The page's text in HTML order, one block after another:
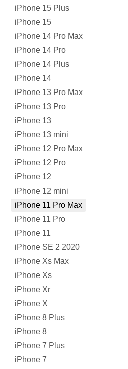
iPhone 15 Plus
iPhone 15
iPhone 14 Pro Max
iPhone 14 Pro
iPhone 14 Plus
iPhone 14
iPhone 13 Pro Max
iPhone 13 Pro
iPhone 13
iPhone 13 mini
iPhone 12 Pro Max
iPhone 12 Pro
iPhone 12
iPhone 12 mini
iPhone 11 Pro Max
iPhone 11 Pro
iPhone 11
iPhone SE 2 2020
iPhone Xs Max
iPhone Xs
iPhone Xr
iPhone X
iPhone 8 Plus
iPhone 8
iPhone 7 Plus
iPhone 7